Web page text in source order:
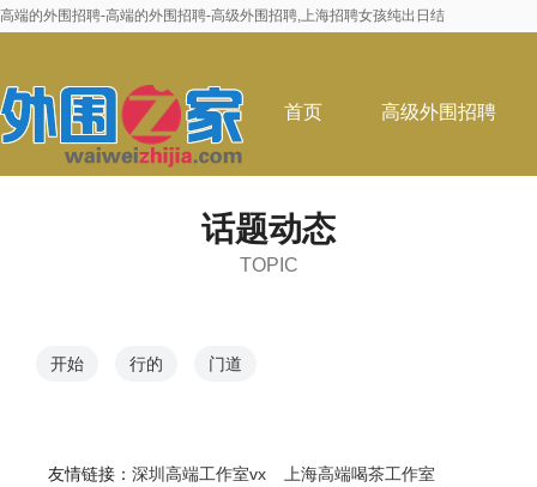
高端的外围招聘-高端的外围招聘-高级外围招聘,上海招聘女孩纯出日结
首页 高级外围招聘
话题动态
TOPIC
开始 行的 门道
友情链接：深圳高端工作室vx
上海高端喝茶工作室